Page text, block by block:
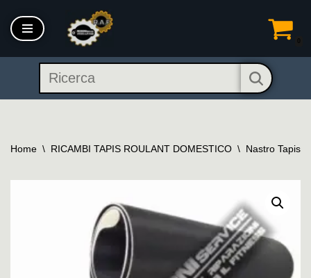
Vai
contenuto
Home \ RICAMBI TAPIS ROULANT DOMESTICO \ Nastro Tapis